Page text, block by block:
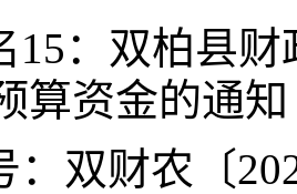
15：双柏县
算资金的通知
：双财农〔